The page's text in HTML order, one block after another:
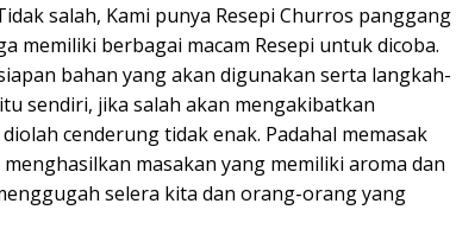
salah, Kami punya Resepi Churros panggang
memiliki berbagai macam Resepi untuk dicoba.
bahan yang akan digunakan serta langkah-
sendiri, jika salah akan mengakibatkan
cenderung tidak enak. Padahal memasak
masakan yang memiliki aroma dan
selera kita dan orang-orang yang